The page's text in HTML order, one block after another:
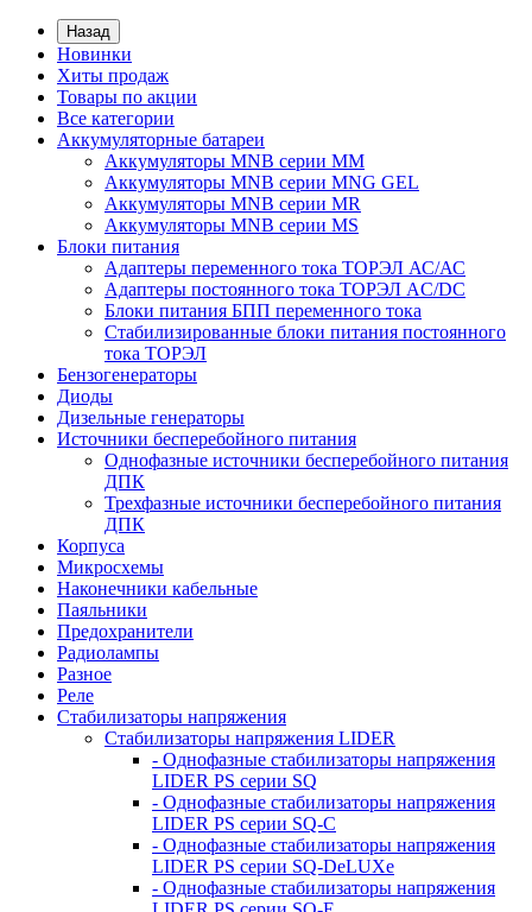
Назад
Новинки
Хиты продаж
Товары по акции
Все категории
Аккумуляторные батареи
Аккумуляторы MNB серии MM
Аккумуляторы MNB серии MNG GEL
Аккумуляторы MNB серии MR
Аккумуляторы MNB серии MS
Блоки питания
Адаптеры переменного тока ТОРЭЛ АС/АС
Адаптеры постоянного тока ТОРЭЛ AC/DC
Блоки питания БПП переменного тока
Стабилизированные блоки питания постоянного
тока ТОРЭЛ
Бензогенераторы
Диоды
Дизельные генераторы
Источники бесперебойного питания
Однофазные источники бесперебойного питания
ДПК
Трехфазные источники бесперебойного питания
ДПК
Корпуса
Микросхемы
Наконечники кабельные
Паяльники
Предохранители
Радиолампы
Разное
Реле
Стабилизаторы напряжения
Стабилизаторы напряжения LIDER
- Однофазные стабилизаторы напряжения
LIDER PS серии SQ
- Однофазные стабилизаторы напряжения
LIDER PS серии SQ-C
- Однофазные стабилизаторы напряжения
LIDER PS серии SQ-DeLUXe
- Однофазные стабилизаторы напряжения